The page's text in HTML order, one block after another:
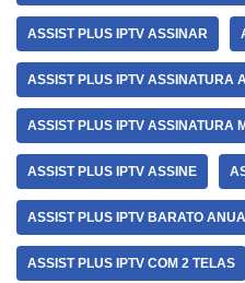
ASSIST PLUS IPTV ASSINAR
ASSIST PLUS IPTV ASSINATURA
ASSIST PLUS IPTV ASSINATURA
ASSIST PLUS IPTV ASSINE
ASSIST PLUS IPTV BARATO
ASSIST PLUS IPTV COM 2 TELAS